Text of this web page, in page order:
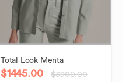
Total Look Menta
$1445.00
$3900.00